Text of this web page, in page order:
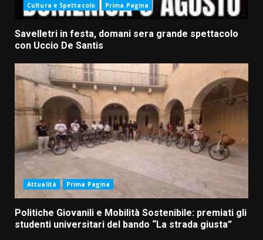
Cultura e Spettacolo Prima Pagina
Savelletri in festa, domani sera grande spettacolo
con Uccio De Santis
Attualità Prima Pagina
Politiche Giovanili e Mobilità Sostenibile: premiati gli
studenti universitari del bando “La strada giusta”